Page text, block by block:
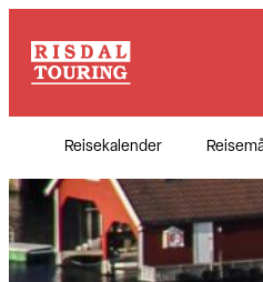
innhold
Reisekalender